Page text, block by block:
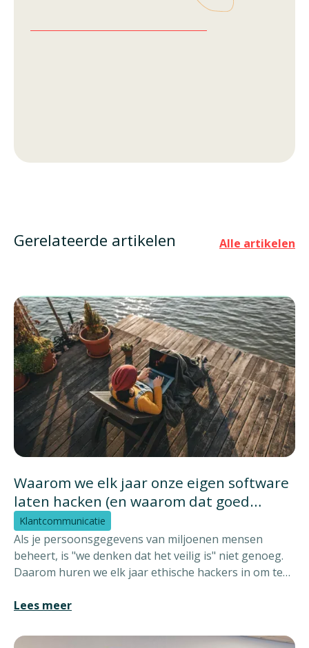
Gerelateerde artikelen Alle artikelen
Waarom we elk jaar onze eigen software
laten hacken (en waarom dat goed
nieuws is)
Klantcommunicatie
Als je persoonsgegevens van miljoenen mensen
beheert, is "we denken dat het veilig is" niet genoeg.
Daarom huren we elk jaar ethische hackers in om te
dringen.
Lees meer